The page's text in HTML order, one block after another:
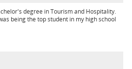
degree in Tourism and Hospitality.
being the top student in my high school